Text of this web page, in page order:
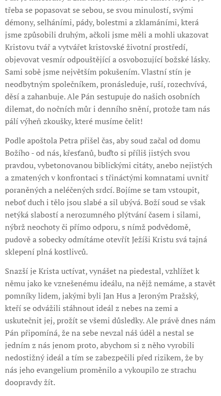
třeba se popasovat se sebou, se svou minulostí, svými
démony, selháními, pády, bolestmi a zklamáními, která
jsme způsobili druhým, ačkoli jsme měli a mohli ukazovat
Kristovu tvář a vytvářet kristovské životní prostředí,
objevovat vesmír odpouštějící a osvobozující božské lásky.
Sami sobě jsme největším pokušením. Vlastní stín je
neodbytným společníkem, pronásleduje, ruší, rozechvívá,
děsí a zahanbuje. Ale Pán sestupuje do našich osobních
dilemat, do nočních můr i denního snění, protože tam nás
pálí výheň zkoušky, které musíme čelit!
Podle apoštola Petra přišel čas, aby soud začal od domu
Božího - od nás, křesťanů, buďto si příliš jistých svou
pravdou, vybetonovanou biblickými citáty, anebo nejistých
a zmatených v konfrontaci s třináctými komnatami uvnitř
poraněných a neléčených srdcí. Bojíme se tam vstoupit,
neboť duch i tělo jsou slabé a sil ubývá. Boží soud se však
netýká slabostí a nerozumného plýtvání časem i silami,
nýbrž neochoty či přímo odporu, s nímž podvědomě,
pudově a sobecky odmítáme otevřít Ježíši Kristu svá tajná
sklepení plná kostlivců.
Snazší je Krista uctívat, vynášet na piedestal, vzhlížet k
němu jako ke vznešenému ideálu, na nějž nemáme, a stavět
pomníky lidem, jakými byli Jan Hus a Jeroným Pražský,
kteří se odvážili stáhnout ideál z nebes na zemi a
uskutečnit jej, prožít se všemi důsledky. Ale právě dnes nám
Pán připomíná, že na sebe nevzal náš úděl a nestal se
jedním z nás jenom proto, abychom si z něho vyrobili
nedostižný ideál a tím se zabezpečili před rizikem, že by
nás jeho evangelium proměnilo a vykoupilo ze strachu
doopravdy žít.